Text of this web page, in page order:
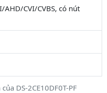
DS-2CE10DF0T-PF
AHD/CVI/CVBS, có nút